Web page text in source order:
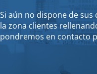
Si aún no dispone de sus
la zona clientes
pondremos en contacto